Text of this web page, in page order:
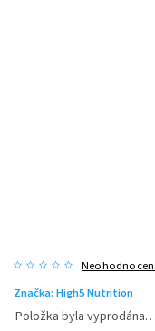
Značka: High5 Nutrition
Položka byla vyprodána…